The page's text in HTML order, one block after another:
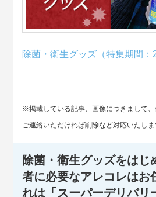
除菌・衛生グッズ（特集期間：
※掲載している記事、画像につきまして
ご連絡いただければ削除など対応いたしま
除菌・衛生グッズをはじ
者に必要なアレコレはお
れは「スーパーデリバリ